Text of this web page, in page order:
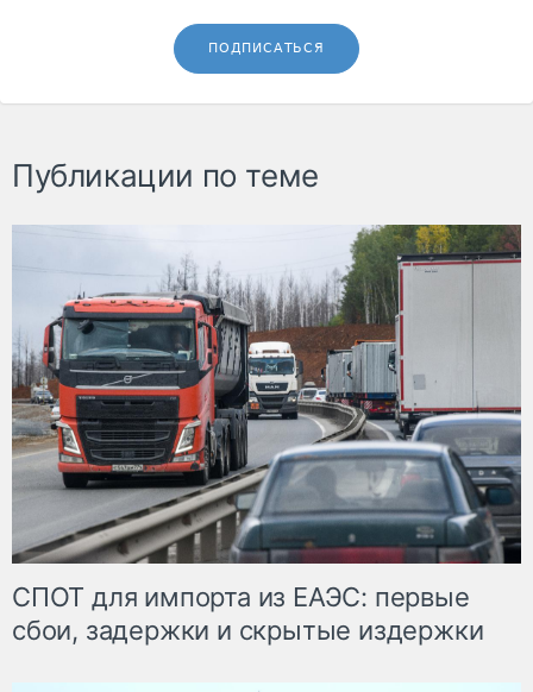
ПОДПИСАТЬСЯ
Публикации по теме
СПОТ для импорта из ЕАЭС: первые
сбои, задержки и скрытые издержки